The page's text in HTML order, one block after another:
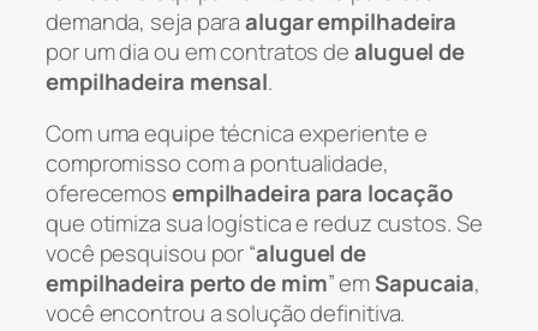
demanda, seja paraalugar empilhadeira
por um dia ou em contratos dealuguel de
empilhadeira mensal.
Com uma equipe técnica experiente e
compromisso com a pontualidade,
oferecemosempilhadeira para locação
que otimiza sua logística e reduz custos. Se
você pesquisou por “aluguel de
empilhadeira perto de mim” emSapucaia,
você encontrou a solução definitiva.